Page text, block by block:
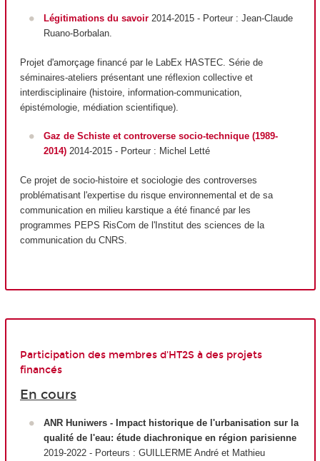
Légitimations du savoir2014-2015 - Porteur : Jean-Claude
Ruano-Borbalan.
Projet d'amorçage financé par le LabEx HASTEC. Série de
séminaires-ateliers présentant une réflexion collective et
interdisciplinaire (histoire, information-communication,
épistémologie, médiation scientifique).
Gaz de Schiste et controverse socio-technique (1989-
2014)2014-2015 - Porteur : Michel Letté
Ce projet de socio-histoire et sociologie des controverses
problématisant l'expertise du risque environnemental et de sa
communication en milieu karstique a été financé par les
programmes PEPS RisCom de l'Institut des sciences de la
communication du CNRS.
Participation des membres d'HT2S à des projets
financés
En cours
ANR Huniwers - Impact historique de l'urbanisation sur la
qualité de l'eau: étude diachronique en région parisienne
2019-2022 - Porteurs : GUILLERME André et Mathieu